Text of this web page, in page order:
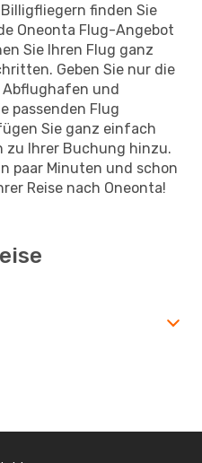
finden Sie
Oneonta Flug-Angebot
Sie Ihren Flug ganz
Geben Sie nur die
und
passenden Flug
Sie ganz einfach
zu Ihrer Buchung hinzu.
paar Minuten und schon
Reise nach Oneonta!